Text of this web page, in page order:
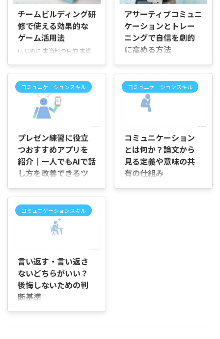
チームビルディング研
修で使える効果的な
ゲーム活用法
はじめに 本資料の目的 本資
ゲームやレクリエーション活
動を分かりやすくまとめたガ
イドです。チームワークやコ
ミュニケーションの向上、実
務能力の強化に役立つ具体的
意点を紹介します。 対象と期
待される効果 対象は新人研修
から管理職のリーダー研修ま
で幅広く想定しています。短
時間でのアイスブレイクや、
数時間かけたチーム課題まで
使えます。期待できる効果は
以下の通りです。 - コミュニ
ケーションの活性化 - 信頼関
係の構築 - 問題解決力や役 ...
アサーティブコミュニ
ケーションとトレー
ニングで自信を劇的
に高める方法
シリーズではアサーティブコ
ミュニケーションの基礎から
実践までを、分かりやすく体
系的に解説します。自己主張
と相手尊重を両立する技法に
す。 誰に向けて書いたか コ
ミュニケーションに悩む方、
研修や指導を担当する方、日
常の対話を改善したい方に役
みやすいように、専門用語は
コミュニケーションスキル
プレゼン練習に役立
つおすすめアプリを
紹介｜一人でもAIで話
し方を改善できるツ
はじめに 「プレゼンを一人で
練習したいけれど、どのアプ
リを選べばいいのだろう」
「AIで話し方を分析できると
聞くけれど、本当に練習に役
か。 学校の発表や就職・転職
の面接、社内プレゼンなどを
控え、練習したいと思ってい
ても、相手に見てもらう時間
を確保できず、一人で何を改
コミュニケーションスキル
コミュニケーション
とは何か？論文から
見る定義や意味の共
有の仕組み
コミュニケーションスキル
言い返す・言い返さ
ないどちらがいい？
後悔しないための判
断基準
はじめに 「言い返したほうが